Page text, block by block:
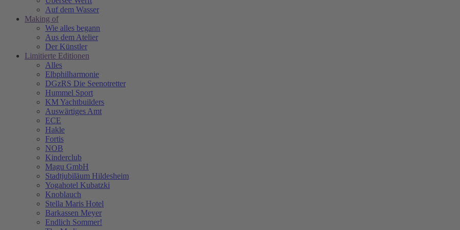
Auf dem Wasser
Making of
Wie alles begann
Aus dem Atelier
Der Künstler
Limitierte Editionen
Alles
Elbphilharmonie
DGzRS Die Seenotretter
Hummel Sport
KM Yachtbuilders
Auswärtiges Amt
ECE
Hakle
Fortis
NOB
Kinderclub
Magu GmbH
Stadtjubiläum Hildesheim
Yogahotel Kubatzki
Knoblauch
Stella Maris Hotel
Barkassen Meyer
Endlich Sommer!